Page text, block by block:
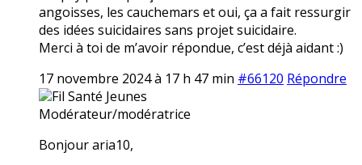
angoisses, les cauchemars et oui, ça a fait ressurgir
des idées suicidaires sans projet suicidaire.
Merci à toi de m’avoir répondue, c’est déjà aidant :)
17 novembre 2024 à 17 h 47 min #66120 Répondre
Fil Santé Jeunes
Modérateur/modératrice
Bonjour aria10,